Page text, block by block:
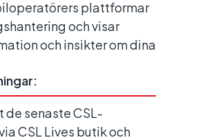
plattformar
och visar
och insikter om dina
de senaste CSL-
CSL Lives butik och